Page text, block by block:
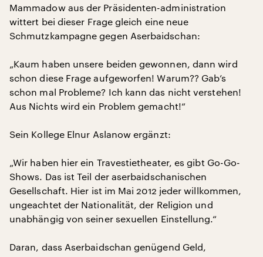
Mammadow aus der Präsidenten-administration
wittert bei dieser Frage gleich eine neue
Schmutzkampagne gegen Aserbaidschan:
„Kaum haben unsere beiden gewonnen, dann wird
schon diese Frage aufgeworfen! Warum?? Gab’s
schon mal Probleme? Ich kann das nicht verstehen!
Aus Nichts wird ein Problem gemacht!“
Sein Kollege Elnur Aslanow ergänzt:
„Wir haben hier ein Travestietheater, es gibt Go-Go-
Shows. Das ist Teil der aserbaidschanischen
Gesellschaft. Hier ist im Mai 2012 jeder willkommen,
ungeachtet der Nationalität, der Religion und
unabhängig von seiner sexuellen Einstellung.“
Daran, dass Aserbaidschan genügend Geld,